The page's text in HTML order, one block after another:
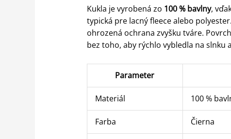
Kukla je vyrobená zo 100 % bavlny,
typická pre lacný fleece alebo polyester.
ohrozená ochrana zvyšku tváre.
bez toho, aby rýchlo vybledla na slnku
Parameter
Materiál 100 %
Farba Čierna